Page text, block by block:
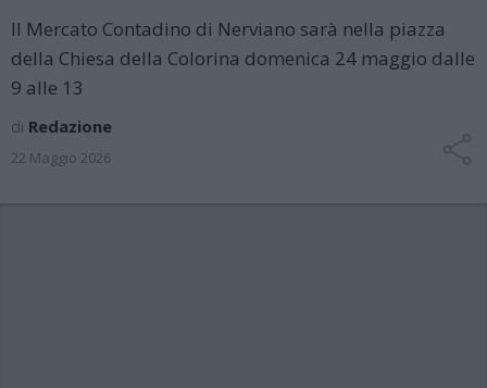
Il Mercato Contadino di Nerviano sarà nella piazza
della Chiesa della Colorina domenica 24 maggio dalle
9 alle 13
di Redazione
22 Maggio 2026